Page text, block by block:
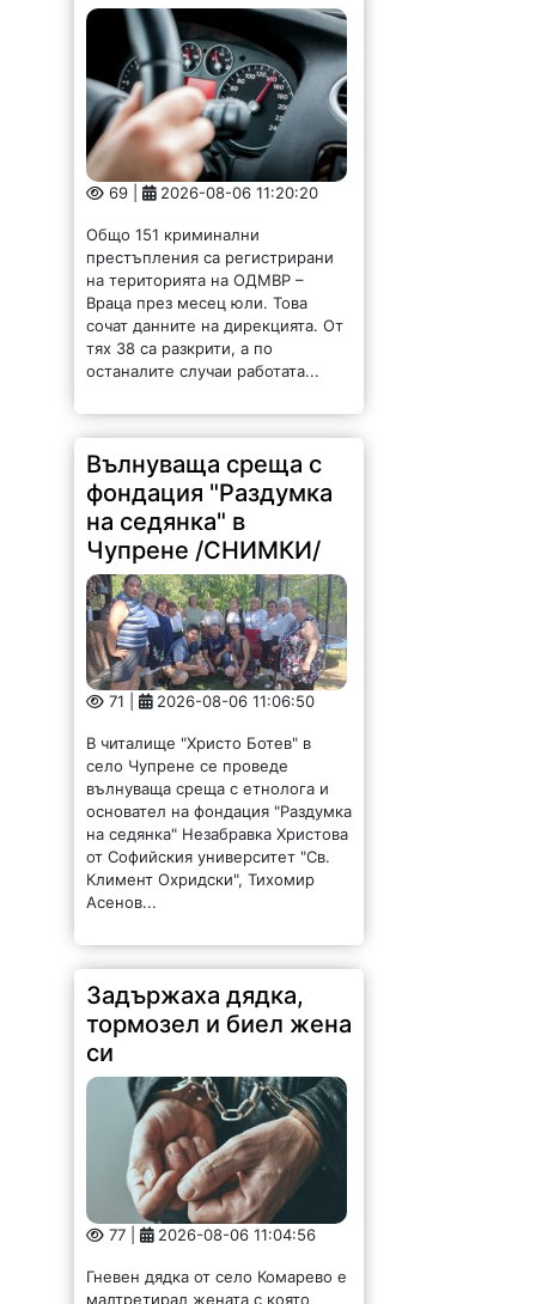
69 | 2026-08-06 11:20:20
Общо 151 криминални
престъпления са регистрирани
на територията на ОДМВР –
Враца през месец юли. Това
сочат данните на дирекцията. От
тях 38 са разкрити, а по
останалите случаи работата...
Вълнуваща среща с
фондация "Раздумка
на седянка" в
Чупрене /СНИМКИ/
71 | 2026-08-06 11:06:50
В читалище "Христо Ботев" в
село Чупрене се проведе
вълнуваща среща с етнолога и
основател на фондация "Раздумка
на седянка" Незабравка Христова
от Софийския университет "Св.
Климент Охридски", Тихомир
Асенов...
Задържаха дядка,
тормозел и биел жена
си
77 | 2026-08-06 11:04:56
Гневен дядка от село Комарево е
малтретирал жената с която